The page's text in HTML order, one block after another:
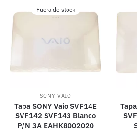
Fuera de stock
SONY VAIO
Tapa SONY Vaio SVF14E
SVF142 SVF143 Blanco
P/N 3A EAHK8002020